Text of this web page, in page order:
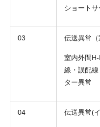
ショートサ
03 伝送異常（
室内外間
線・誤配
ター異常
04 伝送異常(